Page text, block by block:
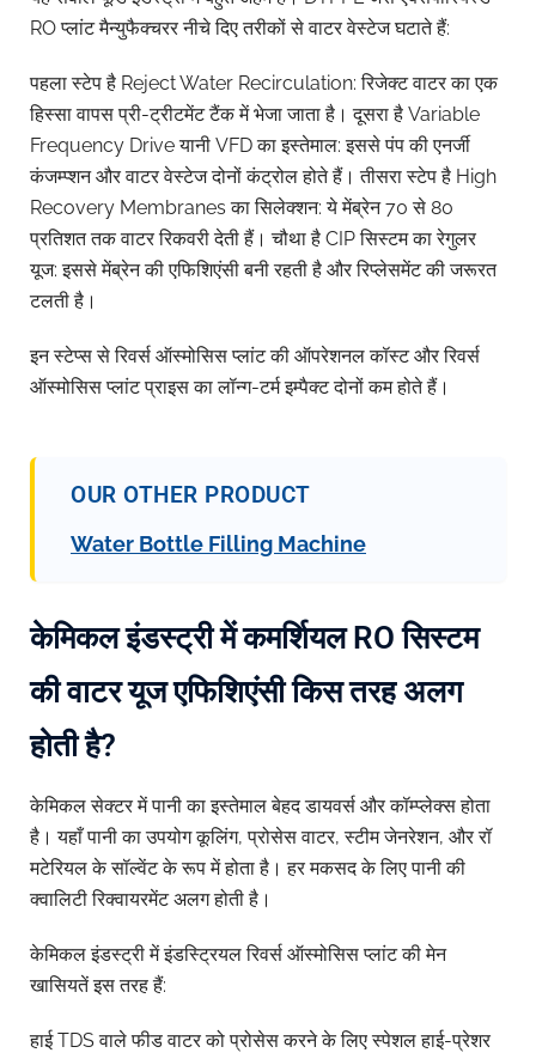
RO प्लांट मैन्युफैक्चरर नीचे दिए तरीकों से वाटर वेस्टेज घटाते हैं:
पहला स्टेप है Reject Water Recirculation: रिजेक्ट वाटर का एक
हिस्सा वापस प्री-ट्रीटमेंट टैंक में भेजा जाता है। दूसरा है Variable
Frequency Drive यानी VFD का इस्तेमाल: इससे पंप की एनर्जी
कंजम्प्शन और वाटर वेस्टेज दोनों कंट्रोल होते हैं। तीसरा स्टेप है High
Recovery Membranes का सिलेक्शन: ये मेंब्रेन 70 से 80
प्रतिशत तक वाटर रिकवरी देती हैं। चौथा है CIP सिस्टम का रेगुलर
यूज: इससे मेंब्रेन की एफिशिएंसी बनी रहती है और रिप्लेसमेंट की जरूरत
टलती है।
इन स्टेप्स से रिवर्स ऑस्मोसिस प्लांट की ऑपरेशनल कॉस्ट और रिवर्स
ऑस्मोसिस प्लांट प्राइस का लॉन्ग-टर्म इम्पैक्ट दोनों कम होते हैं।
OUR OTHER PRODUCT
Water Bottle Filling Machine
केमिकल इंडस्ट्री में कमर्शियल RO सिस्टम
की वाटर यूज एफिशिएंसी किस तरह अलग
होती है?
केमिकल सेक्टर में पानी का इस्तेमाल बेहद डायवर्स और कॉम्प्लेक्स होता
है। यहाँ पानी का उपयोग कूलिंग, प्रोसेस वाटर, स्टीम जेनरेशन, और रॉ
मटेरियल के सॉल्वेंट के रूप में होता है। हर मकसद के लिए पानी की
क्वालिटी रिक्वायरमेंट अलग होती है।
केमिकल इंडस्ट्री में इंडस्ट्रियल रिवर्स ऑस्मोसिस प्लांट की मेन
खासियतें इस तरह हैं:
हाई TDS वाले फीड वाटर को प्रोसेस करने के लिए स्पेशल हाई-प्रेशर